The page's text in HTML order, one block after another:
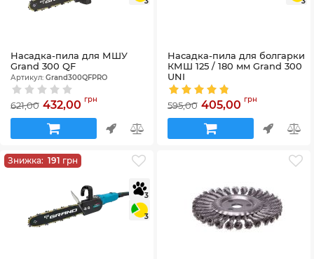
Насадка-пила для МШУ
Grand 300 QF
Артикул: Grand300QFPRO
621,00 432,00 грн
Насадка-пила для болгарки
КМШ 125 / 180 мм Grand 300
UNI
Артикул:Grand300UNIPRO
595,00 405,00 грн
Знижка: 191 грн
3
3